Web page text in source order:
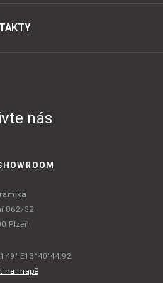
nás
862/32
Plzeň
E13°40'44.92
na mapě